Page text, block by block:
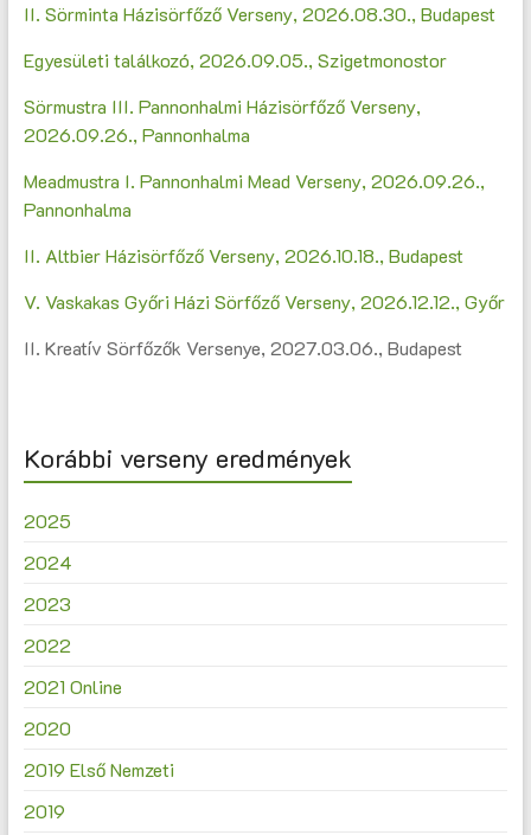
II. Sörminta Házisörfőző Verseny, 2026.08.30., Budapest
Egyesületi találkozó, 2026.09.05., Szigetmonostor
Sörmustra III. Pannonhalmi Házisörfőző Verseny,
2026.09.26., Pannonhalma
Meadmustra I. Pannonhalmi Mead Verseny, 2026.09.26.,
Pannonhalma
II. Altbier Házisörfőző Verseny, 2026.10.18., Budapest
V. Vaskakas Győri Házi Sörfőző Verseny, 2026.12.12., Győr
II. Kreatív Sörfőzők Versenye, 2027.03.06., Budapest
Korábbi verseny eredmények
2025
2024
2023
2022
2021 Online
2020
2019 Első Nemzeti
2019